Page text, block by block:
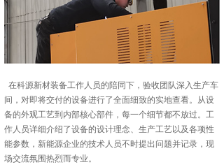
在科源新材装备工作人员的陪同下，验收团队深入生产车
间，对即将交付的设备进行了全面细致的实地查看。从设
备的外观工艺到内部核心部件，每一个细节都不放过。工
作人员详细介绍了设备的设计理念、生产工艺以及各项性
能参数，新能源企业的技术人员不时提出问题并记录，现
场交流氛围热烈而专业。